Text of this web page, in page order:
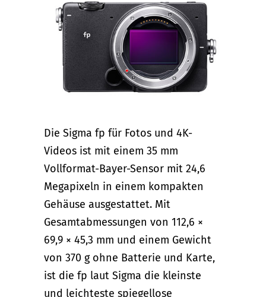
Die Sigma fp für Fotos und 4K-
Videos ist mit einem 35 mm
Vollformat-Bayer-Sensor mit 24,6
Megapixeln in einem kompakten
Gehäuse ausgestattet. Mit
Gesamtabmessungen von 112,6 ×
69,9 × 45,3 mm und einem Gewicht
von 370 g ohne Batterie und Karte,
ist die fp laut Sigma die kleinste
und leichteste spiegellose